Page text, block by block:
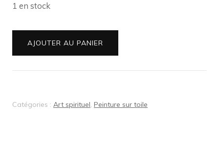
1 en stock
quantité
AJOUTER AU PANIER
Catégories : Art spirituel, Peinture sur toile